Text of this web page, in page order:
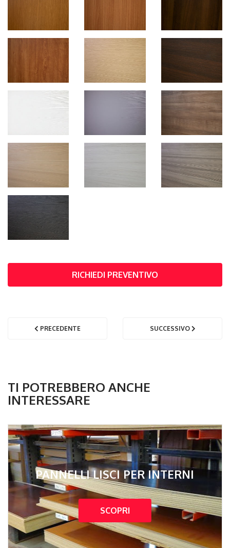
RICHIEDI PREVENTIVO
PRECEDENTE SUCCESSIVO
TI POTREBBERO ANCHE
INTERESSARE
PANNELLI LISCI PER INTERNI
SCOPRI